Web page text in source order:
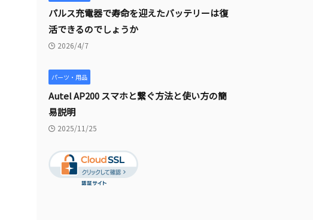
パルス充電器で寿命を迎えたバッテリーは復
活できるのでしょうか
2026/4/7
パーツ・用品
Autel AP200 スマホと繋ぐ方法と使い方の簡
易説明
2025/11/25